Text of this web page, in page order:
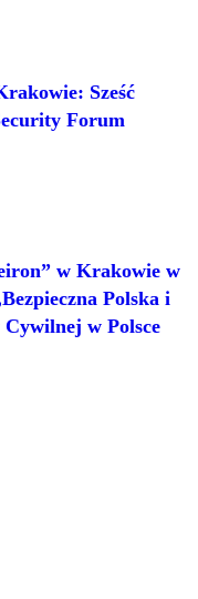
Sześć
Forum
w Krakowie w
Polska i
w Polsce